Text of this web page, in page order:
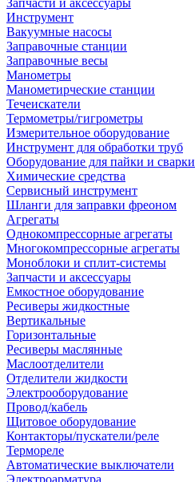
Запчасти и аксессуары
Инструмент
Вакуумные насосы
Заправочные станции
Заправочные весы
Манометры
Манометирческие станции
Течеискатели
Термометры/гигрометры
Измерительное оборудование
Инструмент для обработки труб
Оборудование для пайки и сварки
Химические средства
Сервисный инструмент
Шланги для заправки фреоном
Агрегаты
Однокомпрессорные агрегаты
Многокомпрессорные агрегаты
Моноблоки и сплит-системы
Запчасти и аксессуары
Емкостное оборудование
Ресиверы жидкостные
Вертикальные
Горизонтальные
Ресиверы маслянные
Маслоотделители
Отделители жидкости
Электрооборудование
Провод/кабель
Щитовое оборудование
Контакторы/пускатели/реле
Термореле
Автоматические выключатели
Электроарматура